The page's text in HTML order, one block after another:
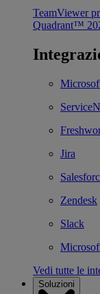
TeamViewer
Quadrant™
Jira
Zendesk
Slack
Vedi tutte le
Soluzioni